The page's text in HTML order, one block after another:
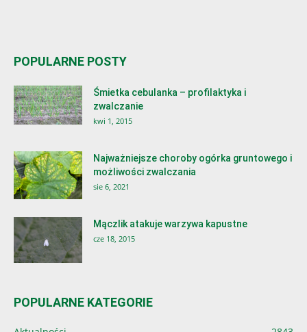
POPULARNE POSTY
Śmietka cebulanka – profilaktyka i
zwalczanie
kwi 1, 2015
Najważniejsze choroby ogórka gruntowego i
możliwości zwalczania
sie 6, 2021
Mączlik atakuje warzywa kapustne
cze 18, 2015
POPULARNE KATEGORIE